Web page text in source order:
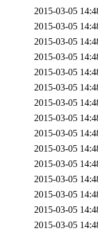
2015-03-05
2015-03-05
2015-03-05
2015-03-05
2015-03-05
2015-03-05
2015-03-05
2015-03-05
2015-03-05
2015-03-05
2015-03-05
2015-03-05
2015-03-05
2015-03-05
2015-03-05